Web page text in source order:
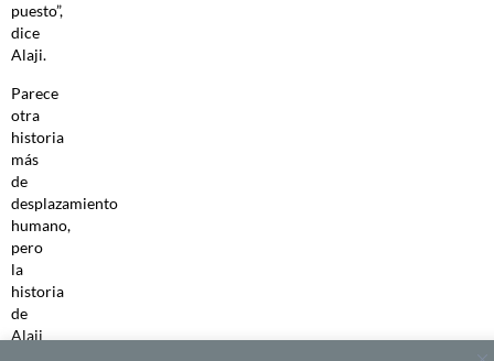
puesto”,
dice
Alaji.
Parece
otra
historia
más
de
desplazamiento
humano,
pero
la
historia
de
Alaji